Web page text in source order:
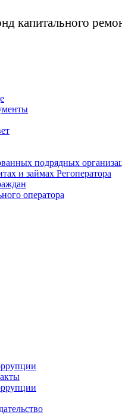
капитального
подрядных
и займах Регоператора
оператора